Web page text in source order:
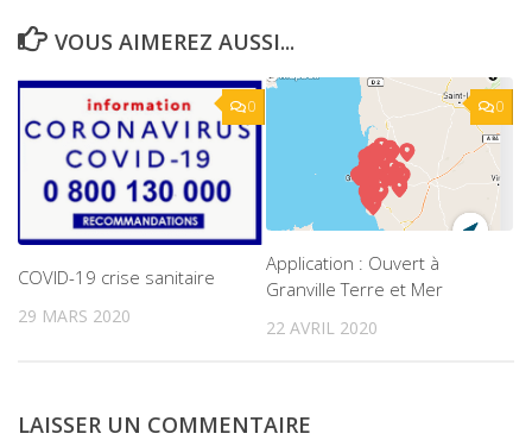
VOUS AIMEREZ AUSSI...
0
COVID-19 crise sanitaire
29 MARS 2020
0
Application : Ouvert à
Granville Terre et Mer
22 AVRIL 2020
LAISSER UN COMMENTAIRE